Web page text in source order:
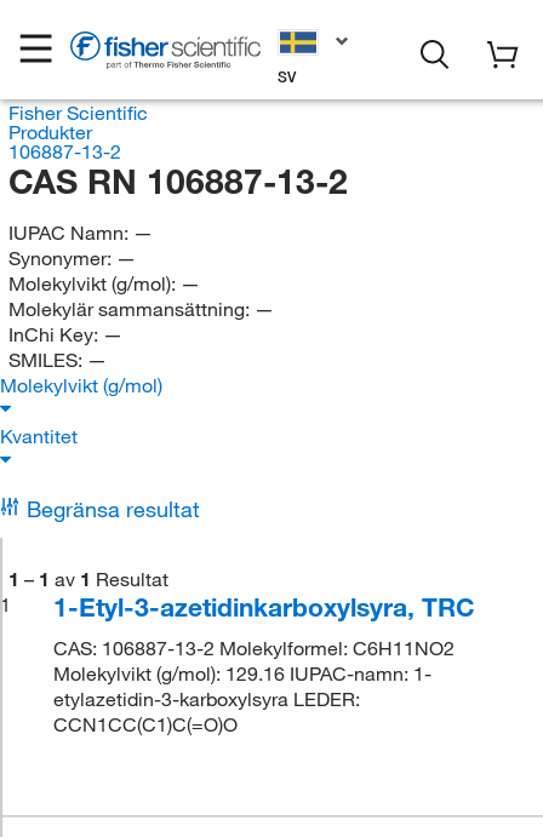
SV
Fisher Scientific
Produkter
106887-13-2
CAS RN 106887-13-2
IUPAC Namn: —
Synonymer: —
Molekylvikt (g/mol): —
Molekylär sammansättning: —
InChi Key: —
SMILES: —
Molekylvikt (g/mol)
Kvantitet
Begränsa resultat
1 – 1 av 1 Resultat
1
1-Etyl-3-azetidinkarboxylsyra, TRC
CAS: 106887-13-2 Molekylformel: C6H11NO2
Molekylvikt (g/mol): 129.16 IUPAC-namn: 1-
etylazetidin-3-karboxylsyra LEDER:
CCN1CC(C1)C(=O)O